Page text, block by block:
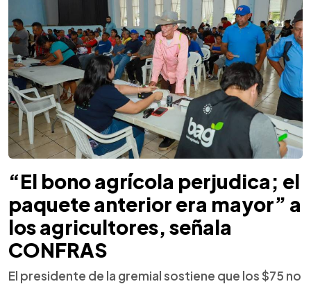
“El bono agrícola perjudica; el
paquete anterior era mayor” a
los agricultores, señala
CONFRAS
El presidente de la gremial sostiene que los $75 no